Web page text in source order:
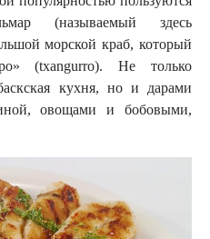
(называемый здесь
морской краб, который
(txangurro). Не только
кухня, но и дарами
овощами и бобовыми,